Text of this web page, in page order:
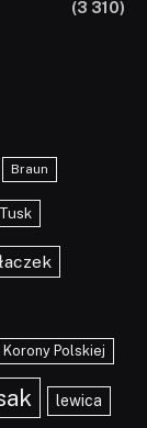
(3 310)
Braun
Polskiej
lewica